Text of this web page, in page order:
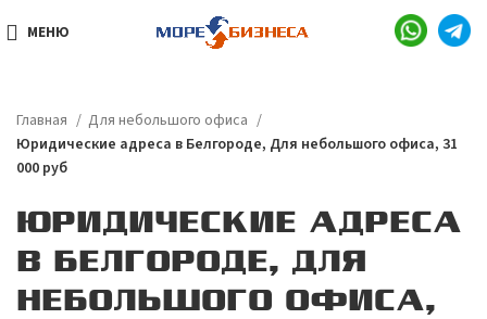
МЕНЮ
Главная
Для небольшого офиса
Юридические адреса в Белгороде, Для небольшого офиса, 31
000 руб
ЮРИДИЧЕСКИЕ АДРЕСА
В БЕЛГОРОДЕ, ДЛЯ
НЕБОЛЬШОГО ОФИСА,